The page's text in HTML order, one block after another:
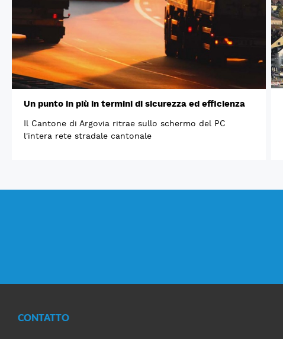
Un punto in più in termini di sicurezza ed efficienza
Il Cantone di Argovia ritrae sullo schermo del PC
l'intera rete stradale cantonale
CONTATTO